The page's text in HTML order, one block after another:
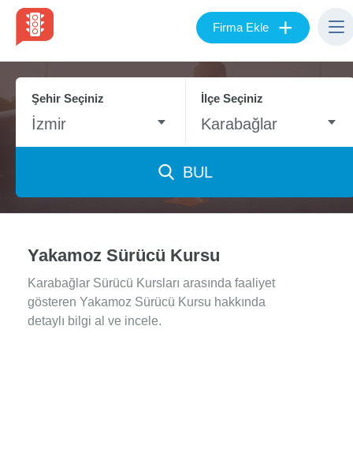
Firma Ekle +
Şehir Seçiniz
İzmir
İlçe Seçiniz
Karabağlar
BUL
Yakamoz Sürücü Kursu
Karabağlar Sürücü Kursları arasında faaliyet
gösteren Yakamoz Sürücü Kursu hakkında
detaylı bilgi al ve incele.